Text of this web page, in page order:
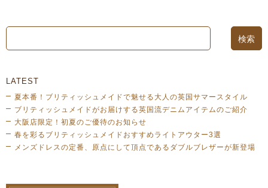
LATEST
夏本番！ブリティッシュメイドで魅せる大人の英国サマースタイル
ブリティッシュメイドがお届けする英国流デニムアイテムのご紹介
大阪店限定！初夏のご優待のお知らせ
春を彩るブリティッシュメイドおすすめライトアウター3選
メンズドレスの定番、原点にして頂点であるダブルブレザーが新登場